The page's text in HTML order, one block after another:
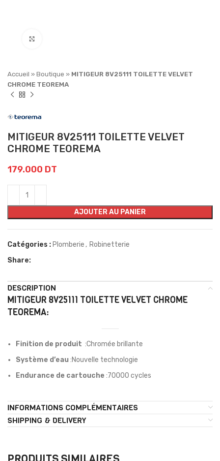
Accueil » Boutique » MITIGEUR 8V25111 TOILETTE VELVET
CHROME TEOREMA
MITIGEUR 8V25111 TOILETTE VELVET
CHROME TEOREMA
179.000 DT
AJOUTER AU PANIER
Catégories : Plomberie , Robinetterie
Share:
DESCRIPTION
MITIGEUR 8V25111 TOILETTE VELVET CHROME
TEOREMA:
Finition de produit :Chromée brillante
Système d’eau :Nouvelle technologie
Endurance de cartouche :70000 cycles
INFORMATIONS COMPLÉMENTAIRES
SHIPPING & DELIVERY